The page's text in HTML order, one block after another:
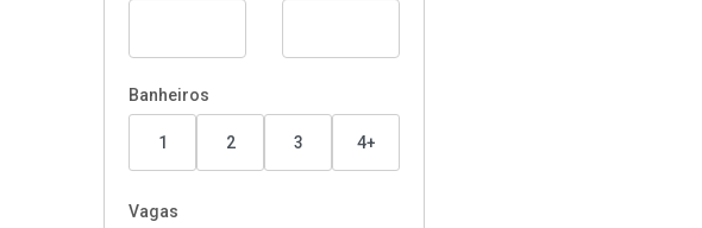
Banheiros
1 2 3 4+
Vagas